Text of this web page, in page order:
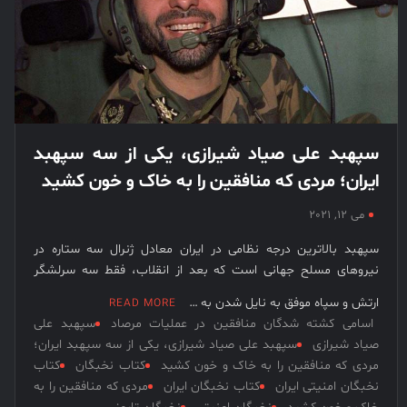
– کتاب
نخبگان
ورزش
کتاب
نخبگان
– کتاب
نخبگان
سپهبد علی صیاد شیرازی، یکی از سه سپهبد
ایران؛ مردی که منافقین را به خاک و خون کشید
می 12, 2021
سپهبد بالاترین درجه نظامی در ایران معادل ژنرال سه ستاره در
نیروهای مسلح جهانی است که بعد از انقلاب، فقط سه سرلشگر
ارتش و سپاه موفق به نایل شدن به …
READ MORE
اسامی کشته شدگان منافقین در عملیات مرصاد
سپهبد علی
صیاد شیرازی
سپهبد علی صیاد شیرازی، یکی از سه سپهبد ایران؛
مردی که منافقین را به خاک و خون کشید
کتاب نخبگان
کتاب
نخبگان امنیتی ایران
کتاب نخبگان ایران
مردی که منافقین را به